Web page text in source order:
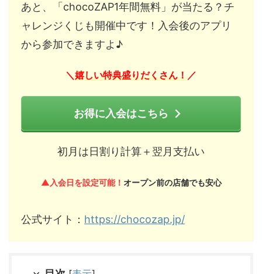
あと、「chocoZAP1年間無料」が当たる？チ
ャレンジくじも開催中です！入会後のアプリ
から参加できますよ♪
＼ 嬉しい特典盛りだくさん！ ／
お得に入会はこちら
初月は日割り計算＋翌月支払い
▲入会日を設定可能！ オープン前の店舗でも安心
公式サイト： https://chocozap.jp/